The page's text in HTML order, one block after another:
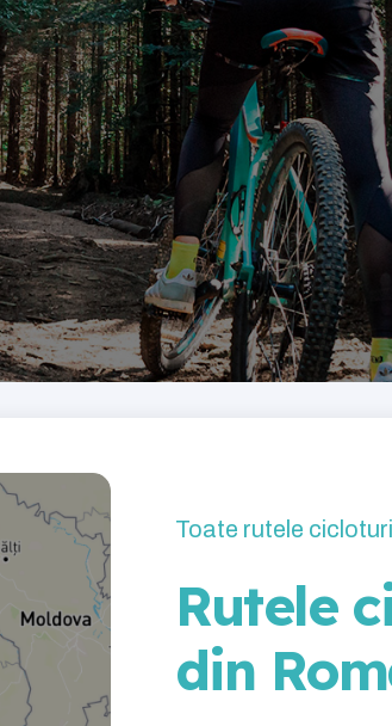
Toate rutele
Rutele
din